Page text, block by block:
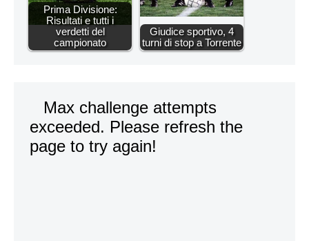
Prima Divisione:
Risultati e tutti i
verdetti del
campionato
Giudice sportivo, 4
turni di stop a Torrente